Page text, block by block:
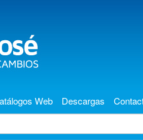
Web Descargas